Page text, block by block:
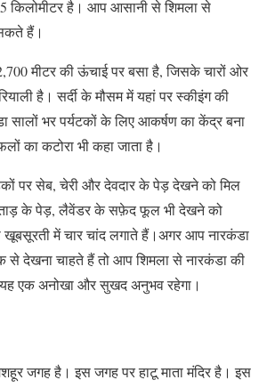
किलोमीटर है। आप आसानी से शिमला से
हैं।
मीटर की ऊंचाई पर बसा है, जिसके चारों ओर
है। सर्दी के मौसम में यहां पर स्कीइंग की
सालों भर पर्यटकों के लिए आकर्षण का केंद्र बना
का कटोरा भी कहा जाता है।
पर सेब, चेरी और देवदार के पेड़ देखने को मिल
ताड़ के पेड़, लैवेंडर के सफ़ेद फूल भी देखने को
खूबसूरती में चार चांद लगाते हैं।अगर आप नारकंडा
से देखना चाहते हैं तो आप शिमला से नारकंडा की
एक अनोखा और सुखद अनुभव रहेगा।
जगह है। इस जगह पर हाटू माता मंदिर है। इस